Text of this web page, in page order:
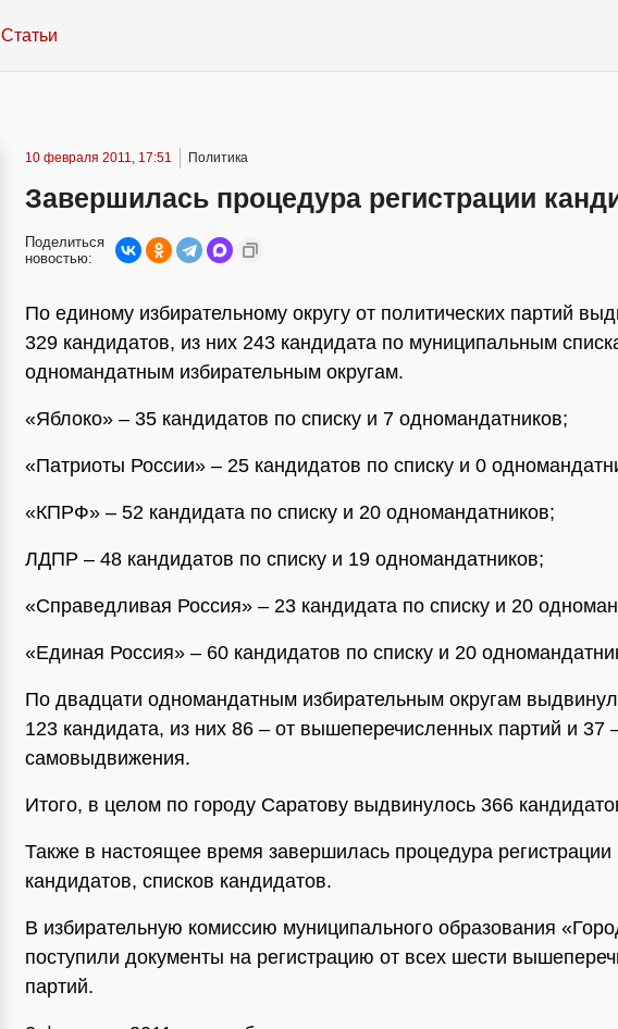
Статьи
10 февраля 2011, 17:51 Политика
Завершилась процедура регистрации
Поделиться
новостью:
По единому избирательному округу от политических партий
329 кандидатов, из них 243 кандидата по муниципальным
одномандатным избирательным округам.
«Яблоко» – 35 кандидатов по списку и 7 одномандатников;
«Патриоты России» – 25 кандидатов по списку и 0
«КПРФ» – 52 кандидата по списку и 20 одномандатников;
ЛДПР – 48 кандидатов по списку и 19 одномандатников;
«Справедливая Россия» – 23 кандидата по списку и 20
«Единая Россия» – 60 кандидатов по списку и 20
По двадцати одномандатным избирательным округам
123 кандидата, из них 86 – от вышеперечисленных партий и 37
самовыдвижения.
Итого, в целом по городу Саратову выдвинулось 366
Также в настоящее время завершилась процедура регистрации
кандидатов, списков кандидатов.
В избирательную комиссию муниципального образования
поступили документы на регистрацию от всех шести
партий.